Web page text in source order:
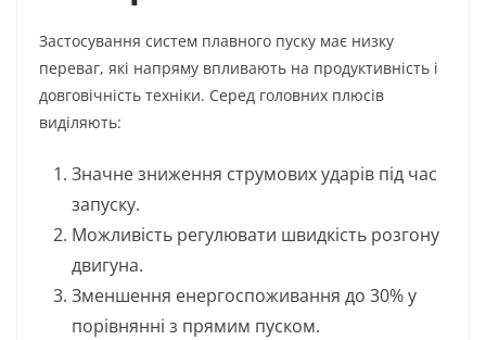
Застосування систем плавного пуску має низку
переваг, які напряму впливають на продуктивність і
довговічність техніки. Серед головних плюсів
виділяють:
Значне зниження струмових ударів під час
запуску.
Можливість регулювати швидкість розгону
двигуна.
Зменшення енергоспоживання до 30% у
порівнянні з прямим пуском.